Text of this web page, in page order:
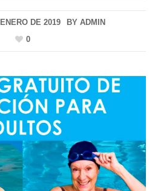
DE 2019 BY ADMIN
0